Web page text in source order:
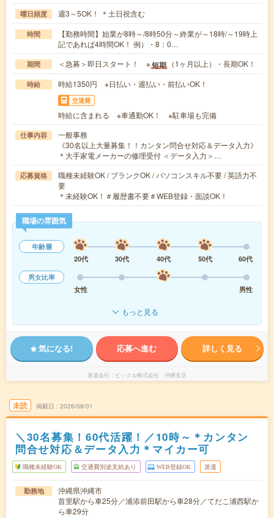
曜日頻度 週3～5OK！ ＊土日祝含む
時間
【勤務時間】始業が8時～/8時50分～終業が～18時/～19時上
記であれば4時間OK！ 例）・8：0…
期間 ＜急募＞即日スタート！ ※短期 （1ヶ月以上）・長期OK！
時給 時給1350円 ※日払い・週払い・前払いOK！
交通費
時給に含まれる ※車通勤OK！ ※駐車場も完備
仕事内容
一般事務
《30名以上大量募集！！カンタン問合せ対応＆データ入力》
＊大手家電メーカーの修理受付 ＜データ入力＞…
応募資格
職種未経験OK / ブランクOK / パソコンスキル不要 / 英語力不
要
＊未経験OK！＃履歴書不要＃WEB登録・面談OK！
職場の雰囲気
年齢層
20代
30代 40代 50代
60代
男女比率
女性
男性
もっと見る
気になる! 応募へ進む 詳しく見る
派遣会社 ピックル株式会社 沖縄支店
未読 掲載日 2026/08/01
＼30名募集！60代活躍！／10時～＊カンタン
問合せ対応＆データ入力＊マイカー可
職種未経験OK 交通費別途支給あり WEB登録OK 派遣
勤務地
沖縄県沖縄市
首里駅から車25分／浦添前田駅から車28分／てだこ浦西駅か
ら車29分